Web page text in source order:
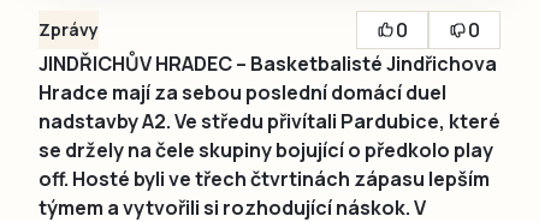
Zprávy 0
0
JINDŘICHŮV HRADEC – Basketbalisté Jindřichova
Hradce mají za sebou poslední domácí duel
nadstavby A2. Ve středu přivítali Pardubice, které
se držely na čele skupiny bojující o předkolo play
off. Hosté byli ve třech čtvrtinách zápasu lepším
týmem a vytvořili si rozhodující náskok. V